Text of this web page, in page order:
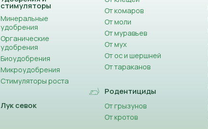
стимуляторы
Минеральные
удобрения
Органические
удобрения
Биоудобрения
Микроудобрения
Стимуляторы роста
Лук севок
От комаров
От моли
От муравьев
От мух
От ос и шершней
От тараканов
Родентициды
От грызунов
От кротов